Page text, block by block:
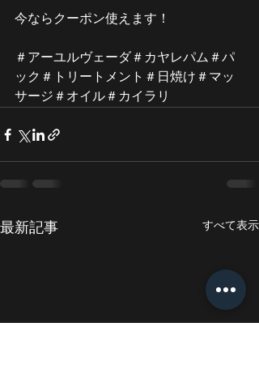
今ならクーポン使えます！
＃アーユルヴェーダ＃カヤレパム＃パ
ック＃トリートメント＃日焼け＃マッ
サージ＃オイル＃カイラリ
最新記事 すべて表示